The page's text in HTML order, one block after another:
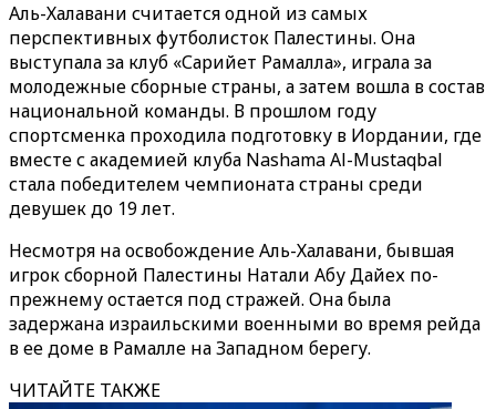
Аль-Халавани считается одной из самых
перспективных футболисток Палестины. Она
выступала за клуб «Сарийет Рамалла», играла за
молодежные сборные страны, а затем вошла в состав
национальной команды. В прошлом году
спортсменка проходила подготовку в Иордании, где
вместе с академией клуба Nashama Al-Mustaqbal
стала победителем чемпионата страны среди
девушек до 19 лет.
Несмотря на освобождение Аль-Халавани, бывшая
игрок сборной Палестины Натали Абу Дайех по-
прежнему остается под стражей. Она была
задержана израильскими военными во время рейда
в ее доме в Рамалле на Западном берегу.
ЧИТАЙТЕ ТАКЖЕ